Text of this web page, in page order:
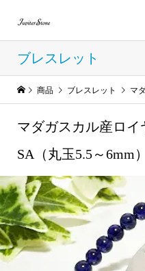
ブレスレット
商品 ブレスレット マダガ
マダガスカル産ロ
SA（丸玉5.5～6mm